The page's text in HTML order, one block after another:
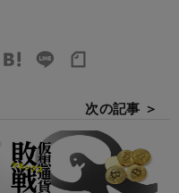
次の記事 ＞